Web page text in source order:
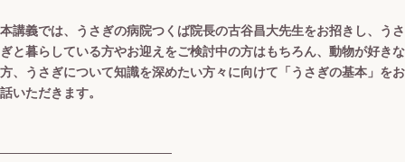
本講義では、うさぎの病院つくば院長の古谷昌大先生をお招きし、うさ
ぎと暮らしている方やお迎えをご検討中の方はもちろん、動物が好きな
方、うさぎについて知識を深めたい方々に向けて「うさぎの基本」をお
話いただきます。
───────────────────